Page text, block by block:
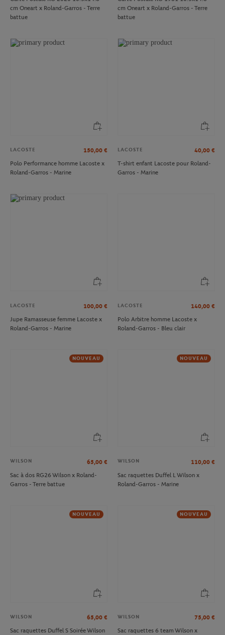
cm Oneart x Roland-Garros - Terre
battue
cm Oneart x Roland-Garros - Terre
battue
LACOSTE 150,00 €
Polo Performance homme Lacoste x
Roland-Garros - Marine
LACOSTE 40,00 €
T-shirt enfant Lacoste pour Roland-
Garros - Marine
LACOSTE 100,00 €
Jupe Ramasseuse femme Lacoste x
Roland-Garros - Marine
LACOSTE 140,00 €
Polo Arbitre homme Lacoste x
Roland-Garros - Bleu clair
NOUVEAU
WILSON 65,00 €
Sac à dos RG26 Wilson x Roland-
Garros - Terre battue
NOUVEAU
WILSON 110,00 €
Sac raquettes Duffel L Wilson x
Roland-Garros - Marine
NOUVEAU
WILSON 65,00 €
Sac raquettes Duffel S Soirée Wilson
NOUVEAU
WILSON 75,00 €
Sac raquettes 6 team Wilson x